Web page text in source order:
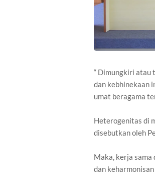
“ Dimungkiri atau
dan kebhinekaan
umat beragama
Heterogenitas di
disebutkan oleh
Maka, kerja
dan